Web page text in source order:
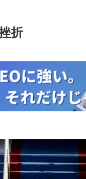
折